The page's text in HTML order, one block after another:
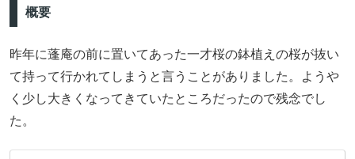
概要
昨年に蓬庵の前に置いてあった一才桜の鉢植えの桜が抜い
て持って行かれてしまうと言うことがありました。ようや
く少し大きくなってきていたところだったので残念でし
た。